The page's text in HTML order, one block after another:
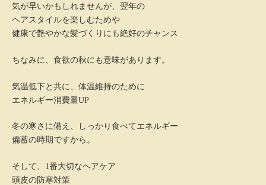
気が早いかもしれませんが、翌年の
ヘアスタイルを楽しむためや
健康で艶やかな髪づくりにも絶好のチャンス
ちなみに、食欲の秋にも意味があります。
気温低下と共に、体温維持のために
エネルギー消費量UP
冬の寒さに備え、しっかり食べてエネルギー
備蓄の時期ですから。
そして、1番大切なヘアケア
頭皮の防寒対策